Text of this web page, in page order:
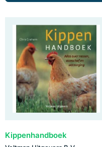
Kippenhandboek